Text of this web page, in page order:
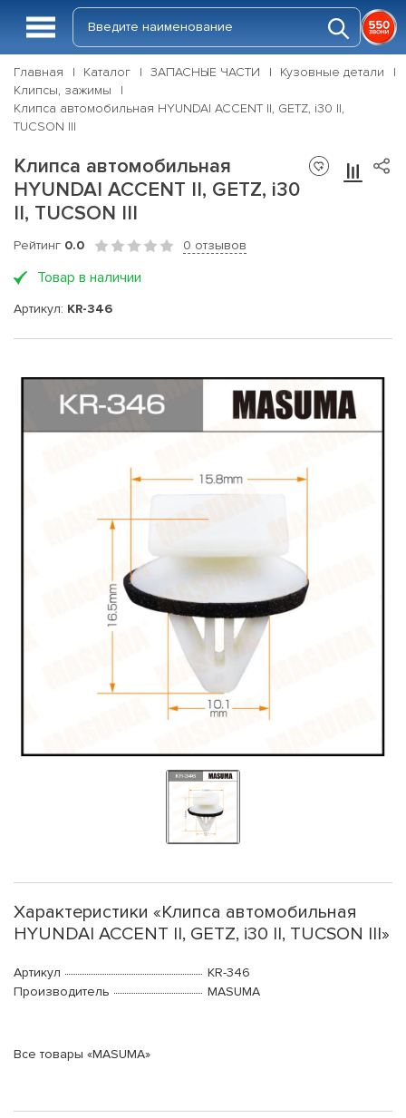
Главная Каталог ЗАПАСНЫЕ ЧАСТИ
Кузовные детали
Клипсы, зажимы
Клипса автомобильная HYUNDAI ACCENT II, GETZ, i30 II,
TUCSON III
Клипса автомобильная
HYUNDAI ACCENT II, GETZ, i30
II, TUCSON III
Рейтинг 0.0 0 отзывов
Товар в наличии
Артикул: KR-346
Характеристики «Клипса автомобильная
HYUNDAI ACCENT II, GETZ, i30 II, TUCSON III»
Артикул
KR-346
Производитель
MASUMA
Все товары «MASUMA»